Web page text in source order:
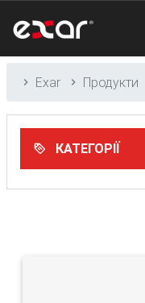
Exar Продукти
КАТЕГОРІЇ